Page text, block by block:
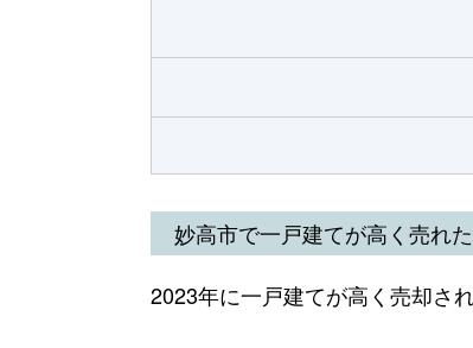
妙高市で一戸建てが高く売れ
2023年に一戸建てが高く売却さ